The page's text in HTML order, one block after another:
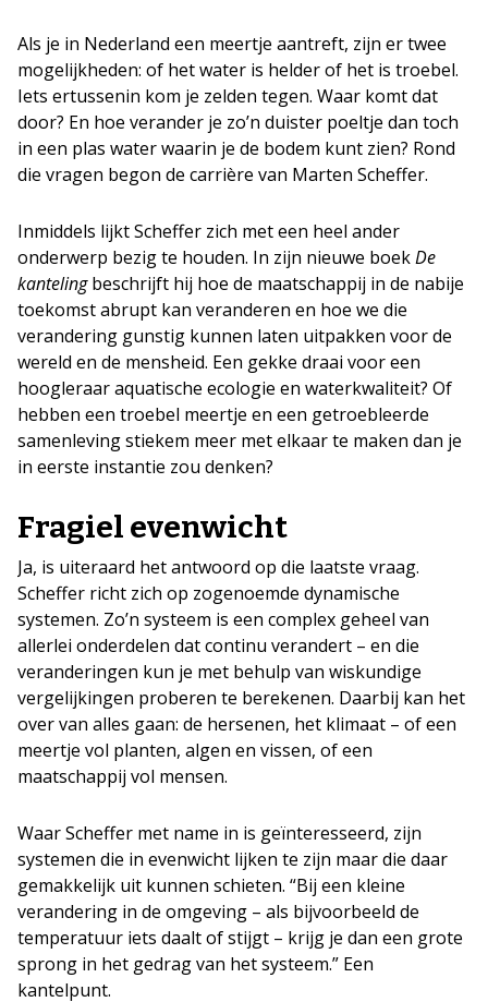
Als je in Nederland een meertje aantreft, zijn er twee
mogelijkheden: of het water is helder of het is troebel.
Iets ertussenin kom je zelden tegen. Waar komt dat
door? En hoe verander je zo’n duister poeltje dan toch
in een plas water waarin je de bodem kunt zien? Rond
die vragen begon de carrière van Marten Scheffer.
Inmiddels lijkt Scheffer zich met een heel ander
onderwerp bezig te houden. In zijn nieuwe boekDe
kantelingbeschrijft hij hoe de maatschappij in de nabije
toekomst abrupt kan veranderen en hoe we die
verandering gunstig kunnen laten uitpakken voor de
wereld en de mensheid. Een gekke draai voor een
hoogleraar aquatische ecologie en waterkwaliteit? Of
hebben een troebel meertje en een getroebleerde
samenleving stiekem meer met elkaar te maken dan je
in eerste instantie zou denken?
Fragiel evenwicht
Ja, is uiteraard het antwoord op die laatste vraag.
Scheffer richt zich op zogenoemde dynamische
systemen. Zo’n systeem is een complex geheel van
allerlei onderdelen dat continu verandert – en die
veranderingen kun je met behulp van wiskundige
vergelijkingen proberen te berekenen. Daarbij kan het
over van alles gaan: de hersenen, het klimaat – of een
meertje vol planten, algen en vissen, of een
maatschappij vol mensen.
Waar Scheffer met name in is geïnteresseerd, zijn
systemen die in evenwicht lijken te zijn maar die daar
gemakkelijk uit kunnen schieten. “Bij een kleine
verandering in de omgeving – als bijvoorbeeld de
temperatuur iets daalt of stijgt – krijg je dan een grote
sprong in het gedrag van het systeem.” Een
kantelpunt.